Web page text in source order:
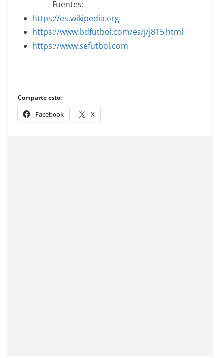
Fuentes:
https://es.wikipedia.org
https://www.bdfutbol.com/es/j/j815.html
https://www.sefutbol.com
Comparte esto:
Facebook X